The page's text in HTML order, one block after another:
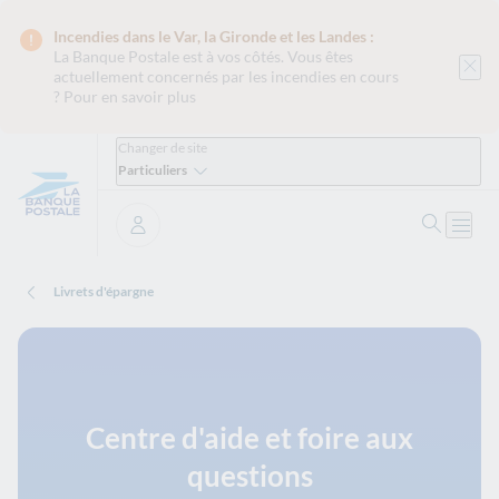
Incendies dans le Var, la Gironde et les Landes :
La Banque Postale est à vos côtés. Vous êtes
actuellement concernés par les incendies en cours
? Pour en savoir plus
Changer de site
Particuliers
Se connecter
Livrets d'épargne
Centre d'aide et foire aux
questions